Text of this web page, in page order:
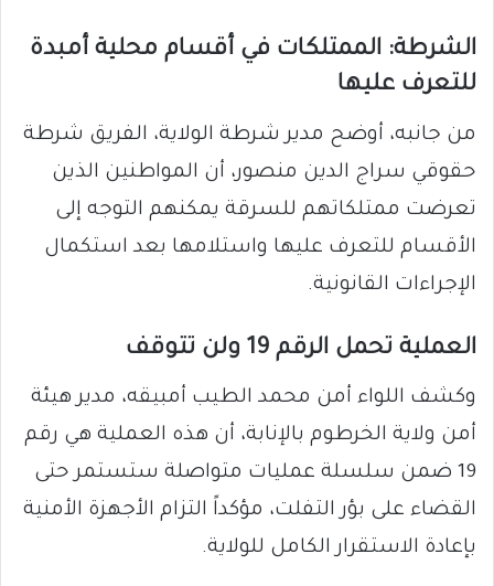
الشرطة: الممتلكات في أقسام محلية أمبدة
للتعرف عليها
من جانبه، أوضح مدير شرطة الولاية، الفريق شرطة
حقوقي سراج الدين منصور، أن المواطنين الذين
تعرضت ممتلكاتهم للسرقة يمكنهم التوجه إلى
الأقسام للتعرف عليها واستلامها بعد استكمال
الإجراءات القانونية.
العملية تحمل الرقم 19 ولن تتوقف
وكشف اللواء أمن محمد الطيب أمبيقه، مدير هيئة
أمن ولاية الخرطوم بالإنابة، أن هذه العملية هي رقم
19 ضمن سلسلة عمليات متواصلة ستستمر حتى
القضاء على بؤر التفلت، مؤكداً التزام الأجهزة الأمنية
بإعادة الاستقرار الكامل للولاية.